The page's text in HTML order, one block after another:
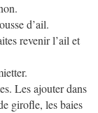
d’ail.
revenir l’ail et
Les ajouter dans
girofle, les baies